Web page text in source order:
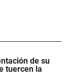
de su
tuercen la